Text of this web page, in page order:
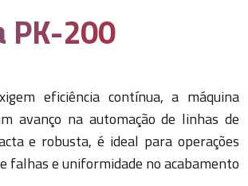
PK-200
eficiência contínua, a máquina
avanço na automação de linhas de
e robusta, é ideal para operações
falhas e uniformidade no acabamento